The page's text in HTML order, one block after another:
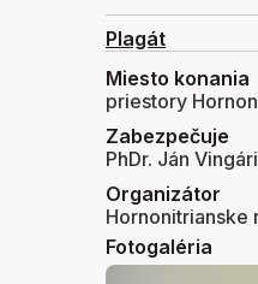
Plagát
Miesto konania
priestory
Zabezpečuje
PhDr. Ján
Organizátor
Hornonitrianske
Fotogaléria